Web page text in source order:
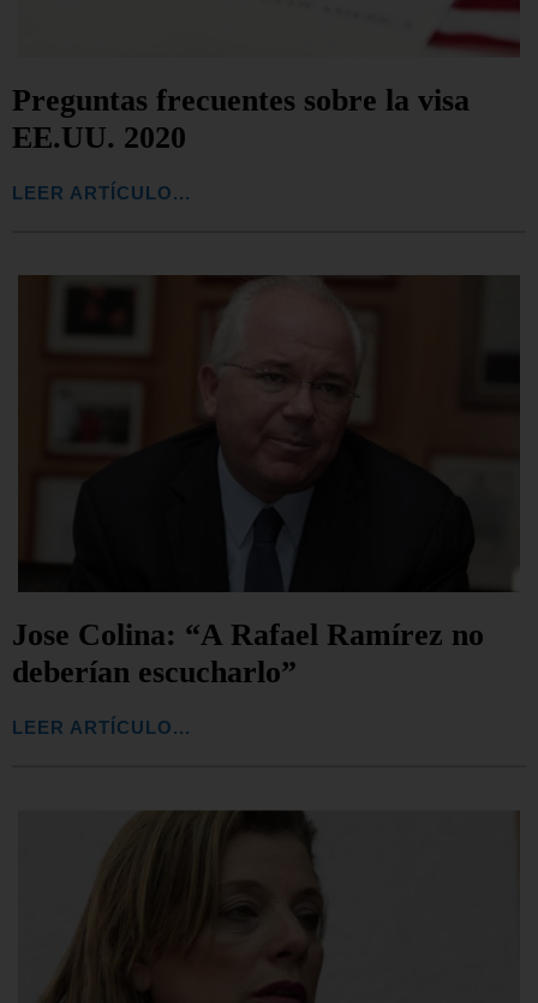
Preguntas frecuentes sobre la visa
EE.UU. 2020
LEER ARTÍCULO...
Jose Colina: “A Rafael Ramírez no
deberían escucharlo”
LEER ARTÍCULO...